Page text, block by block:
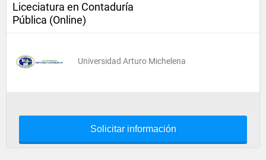
Liceciatura en Contaduría
Pública (Online)
Universidad Arturo Michelena
Solicitar información